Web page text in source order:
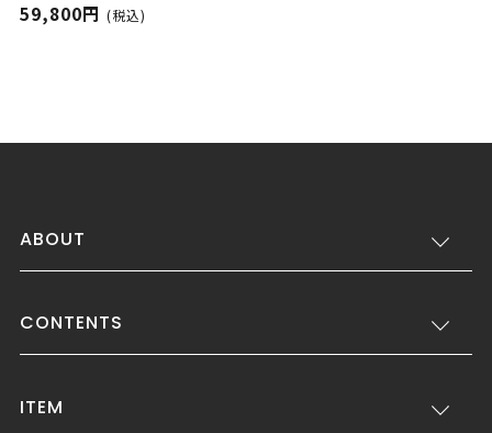
59,800円 (税込)
ABOUT
CONTENTS
ITEM